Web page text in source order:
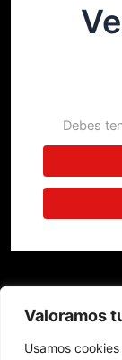
Valoramos
Usamos
Debes